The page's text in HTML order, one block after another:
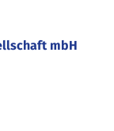
mbH